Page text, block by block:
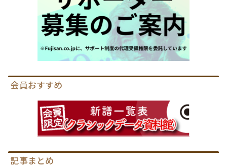
会員おすすめ
記事まとめ